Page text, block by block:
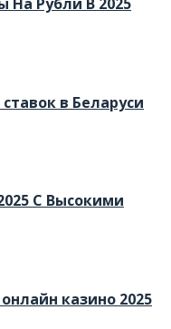
в Беларуси
С Высокими
казино 2025